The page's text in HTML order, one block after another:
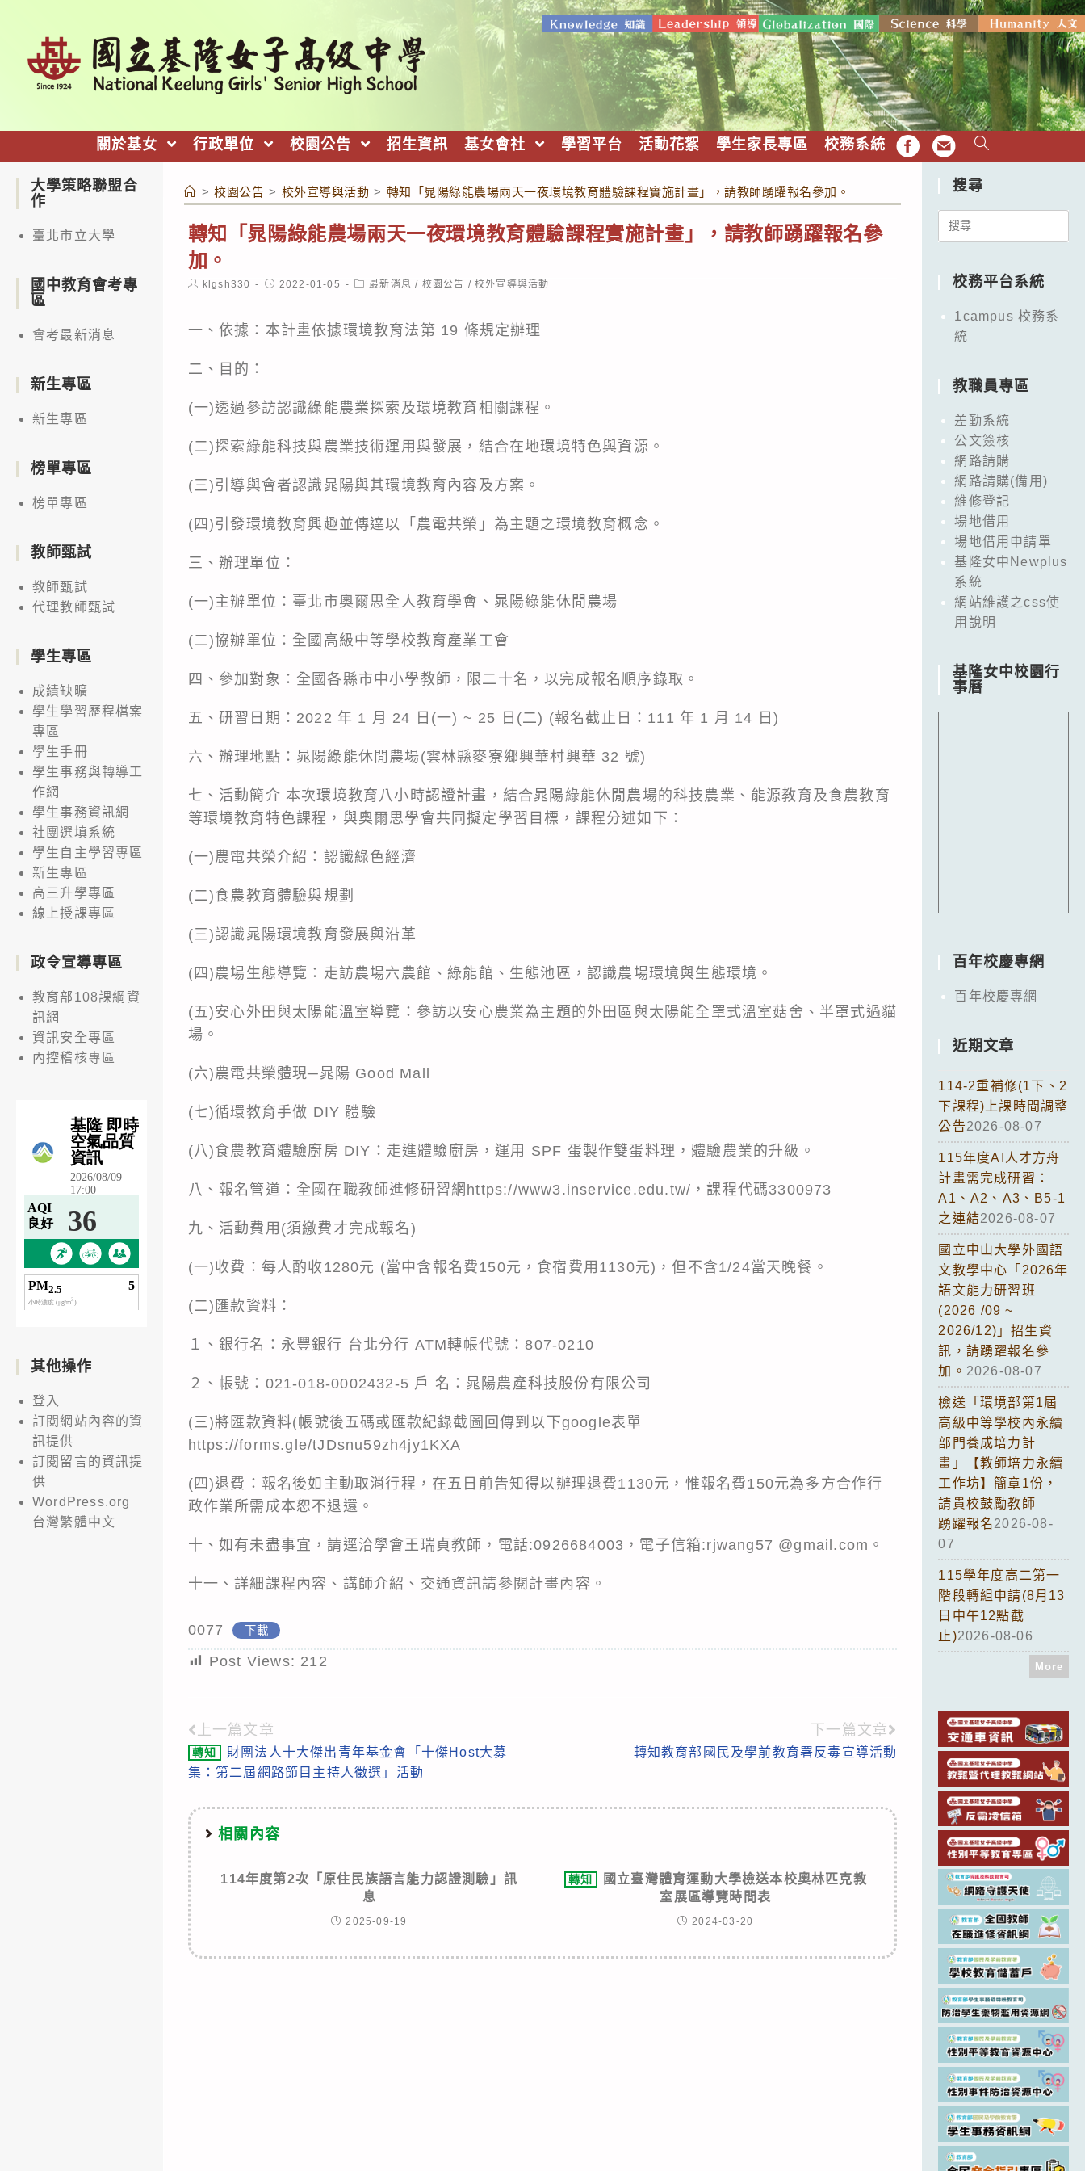
關於基女 行政單位 校園公告 招生資訊 基女會社 學習平台 活動花絮 學生家長專區 校務系統 FB EMAIL
> 校園公告 > 校外宣導與活動 > 轉知「晁陽綠能農場兩天一夜環境教育體驗課程實施計畫」，請教師踴躍報名參加。
轉知「晁陽綠能農場兩天一夜環境教育體驗課程實施計畫」，請教師踴躍報名參
加。
Post
author:
klgsh330
Post
published:
2022-01-05
Post
category:
最新消息 / 校園公告 / 校外宣導與活動
一、依據：本計畫依據環境教育法第 19 條規定辦理
二、目的：
(一)透過參訪認識綠能農業探索及環境教育相關課程。
(二)探索綠能科技與農業技術運用與發展，結合在地環境特色與資源。
(三)引導與會者認識晁陽與其環境教育內容及方案。
(四)引發環境教育興趣並傳達以「農電共榮」為主題之環境教育概念。
三、辦理單位：
(一)主辦單位：臺北市奧爾思全人教育學會、晁陽綠能休閒農場
(二)協辦單位：全國高級中等學校教育產業工會
四、參加對象：全國各縣市中小學教師，限二十名，以完成報名順序錄取。
五、研習日期：2022 年 1 月 24 日(一) ~ 25 日(二) (報名截止日：111 年 1 月 14 日)
六、辦理地點：晁陽綠能休閒農場(雲林縣麥寮鄉興華村興華 32 號)
七、活動簡介 本次環境教育八小時認證計畫，結合晁陽綠能休閒農場的科技農業、能源教育及食農教育
等環境教育特色課程，與奧爾思學會共同擬定學習目標，課程分述如下：
(一)農電共榮介紹：認識綠色經濟
(二)食農教育體驗與規劃
(三)認識晁陽環境教育發展與沿革
(四)農場生態導覽：走訪農場六農館、綠能館、生態池區，認識農場環境與生態環境。
(五)安心外田與太陽能溫室導覽：參訪以安心農業為主題的外田區與太陽能全罩式溫室菇舍、半罩式過貓
場。
(六)農電共榮體現─晁陽 Good Mall
(七)循環教育手做 DIY 體驗
(八)食農教育體驗廚房 DIY：走進體驗廚房，運用 SPF 蛋製作雙蛋料理，體驗農業的升級。
八、報名管道：全國在職教師進修研習網https://www3.inservice.edu.tw/，課程代碼3300973
九、活動費用(須繳費才完成報名)
(一)收費：每人酌收1280元 (當中含報名費150元，食宿費用1130元)，但不含1/24當天晚餐。
(二)匯款資料：
１、銀行名：永豐銀行 台北分行 ATM轉帳代號：807-0210
２、帳號：021-018-0002432-5 戶 名：晁陽農產科技股份有限公司
(三)將匯款資料(帳號後五碼或匯款紀錄截圖回傳到以下google表單
https://forms.gle/tJDsnu59zh4jy1KXA
(四)退費：報名後如主動取消行程，在五日前告知得以辦理退費1130元，惟報名費150元為多方合作行
政作業所需成本恕不退還。
十、如有未盡事宜，請逕洽學會王瑞貞教師，電話:0926684003，電子信箱:rjwang57 @gmail.com。
十一、詳細課程內容、講師介紹、交通資訊請參閱計畫內容。
0077 下載
Post Views: 212
Read
more
上一篇文章
轉知
財團法人十大傑出青年基金會「十傑Host大募
集：第二屆網路節目主持人徵選」活動
下一篇文章
轉知教育部國民及學前教育署反毒宣導活動
相關內容
114年度第2次「原住民族語言能力認證測驗」訊
息
2025-09-19
轉知
國立臺灣體育運動大學檢送本校奧林匹克教
室展區導覽時間表
2024-03-20
大學策略聯盟合
作
臺北市立大學
國中教育會考專
區
會考最新消息
新生專區
新生專區
榜單專區
榜單專區
教師甄試
教師甄試
代理教師甄試
學生專區
成績缺曠
學生學習歷程檔案
專區
學生手冊
學生事務與轉導工
作網
學生事務資訊網
社團選填系統
學生自主學習專區
新生專區
高三升學專區
線上授課專區
政令宣導專區
教育部108課綱資
訊網
資訊安全專區
內控稽核專區
其他操作
登入
訂閱網站內容的資
訊提供
訂閱留言的資訊提
供
WordPress.org
台灣繁體中文
搜尋
Search
校務平台系統
1campus 校務系
統
教職員專區
差勤系統
公文簽核
網路請購
網路請購(備用)
維修登記
場地借用
場地借用申請單
基隆女中Newplus
系統
網站維護之css使
用說明
基隆女中校園行
事曆
百年校慶專網
百年校慶專網
近期文章
114-2重補修(1下、2
下課程)上課時間調整
公告2026-08-07
115年度AI人才方舟
計畫需完成研習：
A1、A2、A3、B5-1
之連結2026-08-07
國立中山大學外國語
文教學中心「2026年
語文能力研習班
(2026 /09 ~
2026/12)」招生資
訊，請踴躍報名參
加。 2026-08-07
檢送「環境部第1屆
高級中等學校內永續
部門養成培力計
畫」【教師培力永續
工作坊】簡章1份，
請貴校鼓勵教師
踴躍報名2026-08-
07
115學年度高二第一
階段轉組申請(8月13
日中午12點截
止)2026-08-06
More